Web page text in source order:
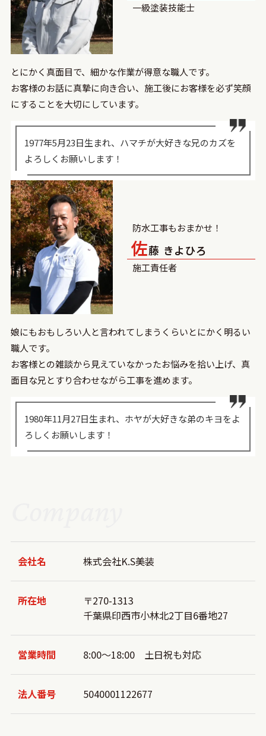
一級塗装技能士
とにかく真面目で、細かな作業が得意な職人です。
お客様のお話に真摯に向き合い、施工後にお客様を必ず笑顔
にすることを大切にしています。
1977年5月23日生まれ、ハマチが大好きな兄のカズを
よろしくお願いします！
防水工事もおまかせ！
佐藤 きよひろ
施⼯責任者
娘にもおもしろい人と言われてしまうくらいとにかく明るい
職人です。
お客様との雑談から見えていなかったお悩みを拾い上げ、真
面目な兄とすり合わせながら工事を進めます。
1980年11月27日生まれ、ホヤが大好きな弟のキヨをよ
ろしくお願いします！
会社名 株式会社K.S美装
所在地
〒270-1313
千葉県印西市小林北2丁目6番地27
営業時間 8:00～18:00 土日祝も対応
法人番号 5040001122677